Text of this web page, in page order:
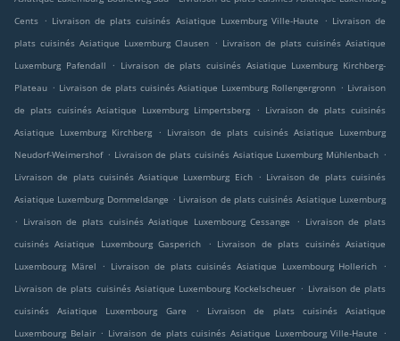
Cents . Livraison de plats cuisinés Asiatique Luxemburg Ville-Haute . Livraison de
plats cuisinés Asiatique Luxemburg Clausen . Livraison de plats cuisinés Asiatique
Luxemburg Pafendall
. Livraison de plats cuisinés Asiatique Luxemburg Kirchberg-
Plateau . Livraison de plats cuisinés Asiatique Luxemburg Rollengergronn . Livraison
de plats cuisinés Asiatique Luxemburg Limpertsberg
. Livraison de plats cuisinés
Asiatique Luxemburg Kirchberg
. Livraison de plats cuisinés Asiatique Luxemburg
Neudorf-Weimershof . Livraison de plats cuisinés Asiatique Luxemburg Mühlenbach .
Livraison de plats cuisinés Asiatique Luxemburg Eich . Livraison de plats cuisinés
Asiatique Luxemburg Dommeldange . Livraison de plats cuisinés Asiatique Luxemburg
. Livraison de plats cuisinés Asiatique Luxembourg Cessange . Livraison de plats
cuisinés Asiatique Luxembourg Gasperich
. Livraison de plats cuisinés Asiatique
Luxembourg Märel
. Livraison de plats cuisinés Asiatique Luxembourg Hollerich
.
Livraison de plats cuisinés Asiatique Luxembourg Kockelscheuer . Livraison de plats
cuisinés Asiatique Luxembourg Gare
.
Livraison de plats cuisinés Asiatique
Luxembourg Belair . Livraison de plats cuisinés Asiatique Luxembourg Ville-Haute
.